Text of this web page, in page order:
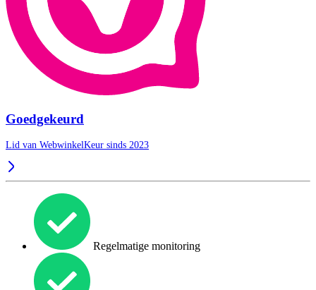
Goedgekeurd
Lid van WebwinkelKeur sinds 2023
Regelmatige monitoring